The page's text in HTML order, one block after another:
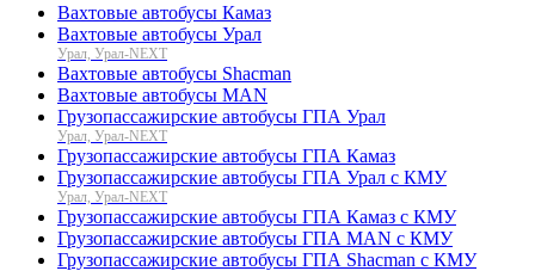
Вахтовые автобусы Камаз
Вахтовые автобусы Урал
Урал, Урал-NEXT
Вахтовые автобусы Shacman
Вахтовые автобусы MAN
Грузопассажирские автобусы ГПА Урал
Урал, Урал-NEXT
Грузопассажирские автобусы ГПА Камаз
Грузопассажирские автобусы ГПА Урал с КМУ
Урал, Урал-NEXT
Грузопассажирские автобусы ГПА Камаз с КМУ
Грузопассажирские автобусы ГПА MAN с КМУ
Грузопассажирские автобусы ГПА Shacman с КМУ